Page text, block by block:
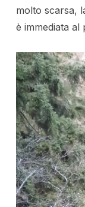
molto scarsa,
è immediata